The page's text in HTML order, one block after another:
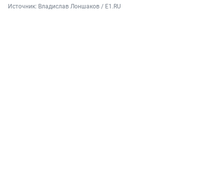
Источник: Владислав Лоншаков / E1.RU